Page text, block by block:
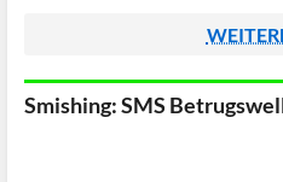
eventuellen Anzeige […]
Smishing: SMS